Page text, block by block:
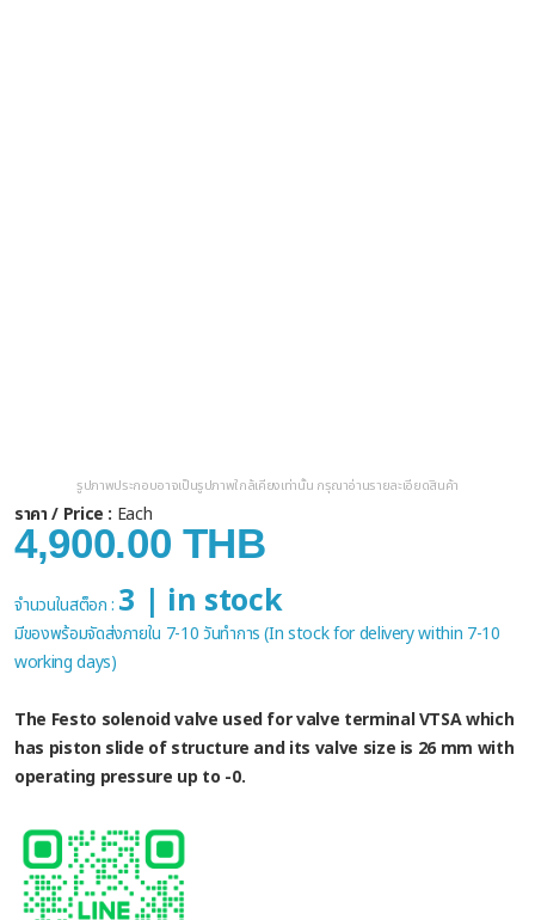
รูปภาพประกอบอาจเป็นรูปภาพใกล้เคียงเท่านั้น กรุณาอ่านรายละเอียดสินค้า
ราคา / Price : Each
4,900.00 THB
จำนวนในสต็อก : 3 | in stock
มีของพร้อมจัดส่งภายใน 7-10 วันทำการ (In stock for delivery within 7-10
working days)
The Festo solenoid valve used for valve terminal VTSA which
has piston slide of structure and its valve size is 26 mm with
operating pressure up to -0.